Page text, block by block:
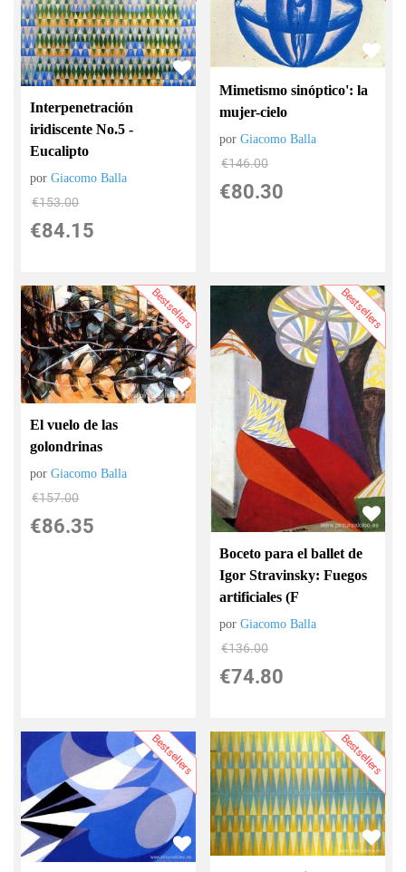
Interpenetración
iridiscente No.5 -
Eucalipto
porGiacomo Balla
€153.00
€84.15
Mimetismo sinóptico': la
mujer-cielo
porGiacomo Balla
€146.00
€80.30
Bestsellers
El vuelo de las
golondrinas
porGiacomo Balla
€157.00
€86.35
Bestsellers
Boceto para el ballet de
Igor Stravinsky: Fuegos
artificiales (F
porGiacomo Balla
€136.00
€74.80
Bestsellers Bestsellers